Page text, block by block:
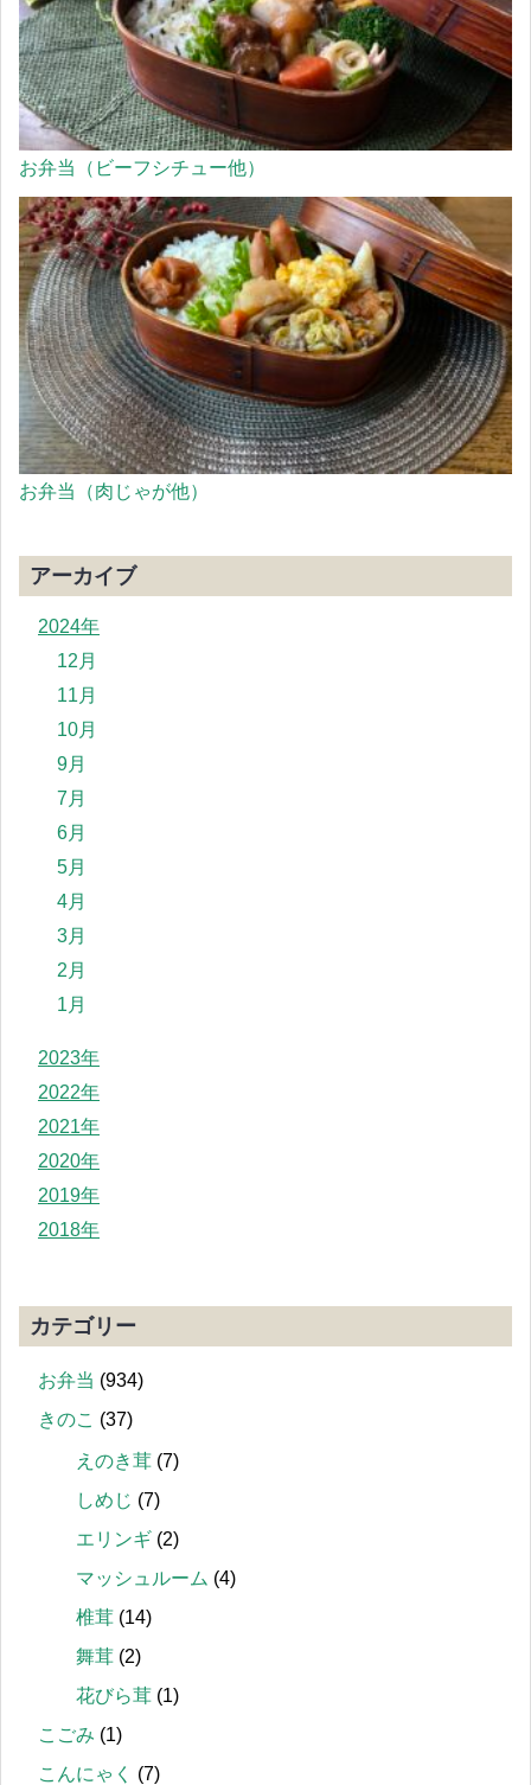
お弁当（ビーフシチュー他）
お弁当（肉じゃが他）
アーカイブ
2024年
12月
11月
10月
9月
7月
6月
5月
4月
3月
2月
1月
2023年
2022年
2021年
2020年
2019年
2018年
カテゴリー
お弁当 (934)
きのこ (37)
えのき茸 (7)
しめじ (7)
エリンギ (2)
マッシュルーム (4)
椎茸 (14)
舞茸 (2)
花びら茸 (1)
こごみ (1)
こんにゃく
(7)